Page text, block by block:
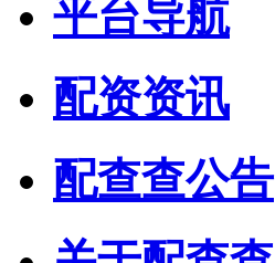
平台导航
配资资讯
配查查公告